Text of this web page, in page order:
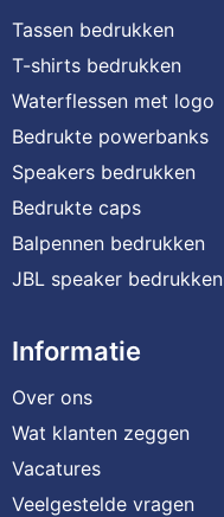
Tassen bedrukken
T-shirts bedrukken
Waterflessen met logo
Bedrukte powerbanks
Speakers bedrukken
Bedrukte caps
Balpennen bedrukken
JBL speaker bedrukken
Informatie
Over ons
Wat klanten zeggen
Vacatures
Veelgestelde vragen